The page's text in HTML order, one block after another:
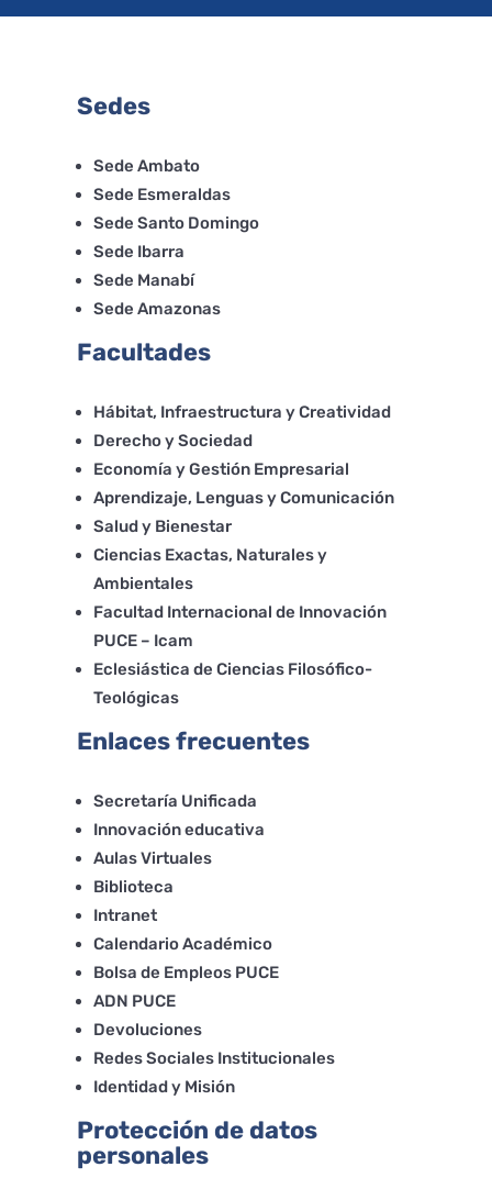
Sedes
Sede Ambato
Sede Esmeraldas
Sede Santo Domingo
Sede Ibarra
Sede Manabí
Sede Amazonas
Facultades
Hábitat, Infraestructura y Creatividad
Derecho y Sociedad
Economía y Gestión Empresarial
Aprendizaje, Lenguas y Comunicación
Salud y Bienestar
Ciencias Exactas, Naturales y
Ambientales
Facultad Internacional de Innovación
PUCE – Icam
Eclesiástica de Ciencias Filosófico-
Teológicas
Enlaces frecuentes
Secretaría Unificada
Innovación educativa
Aulas Virtuales
Biblioteca
Intranet
Calendario Académico
Bolsa de Empleos PUCE
ADN PUCE
Devoluciones
Redes Sociales Institucionales
Identidad y Misión
Protección de datos
personales